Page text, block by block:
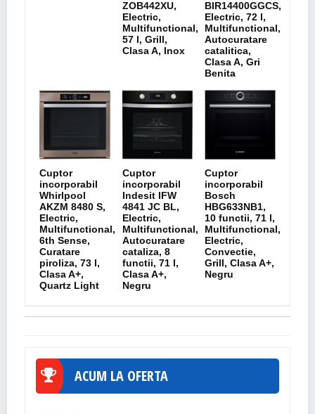
ZOB442XU,
Electric,
Multifunctional,
57 l, Grill,
Clasa A, Inox
BIR14400GGCS,
Electric, 72 l,
Multifunctional,
Autocuratare
catalitica,
Clasa A, Gri
Benita
Cuptor
incorporabil
Whirlpool
AKZM 8480 S,
Electric,
Multifunctional,
6th Sense,
Curatare
piroliza, 73 l,
Clasa A+,
Quartz Light
Cuptor
incorporabil
Indesit IFW
4841 JC BL,
Electric,
Multifunctional,
Autocuratare
cataliza, 8
functii, 71 l,
Clasa A+,
Negru
Cuptor
incorporabil
Bosch
HBG633NB1,
10 functii, 71 l,
Multifunctional,
Electric,
Convectie,
Grill, Clasa A+,
Negru
ACUM LA OFERTA